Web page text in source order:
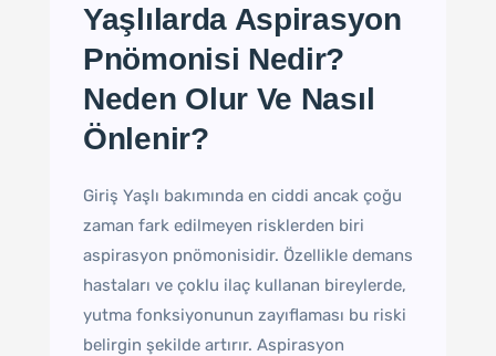
Yaşlılarda Aspirasyon
Pnömonisi Nedir?
Neden Olur Ve Nasıl
Önlenir?
Giriş Yaşlı bakımında en ciddi ancak çoğu
zaman fark edilmeyen risklerden biri
aspirasyon pnömonisidir. Özellikle demans
hastaları ve çoklu ilaç kullanan bireylerde,
yutma fonksiyonunun zayıflaması bu riski
belirgin şekilde artırır. Aspirasyon